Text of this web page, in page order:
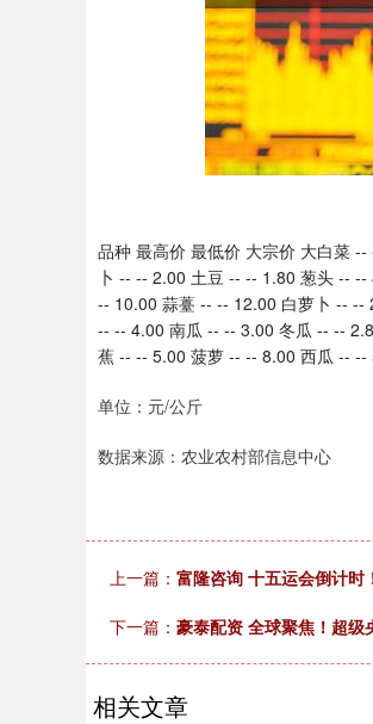
品种 最高价 最低价 大宗价 大白菜
卜 -- -- 2.00 土豆 -- -- 1.80 葱头 --
-- 10.00 蒜薹 -- -- 12.00 白萝卜 --
-- -- 4.00 南瓜 -- -- 3.00 冬瓜 -- --
蕉 -- -- 5.00 菠萝 -- -- 8.00 西瓜 --
单位：元/公斤
数据来源：农业农村部信息中心
上一篇： 富隆咨询 十五运会倒计时
下一篇： 豪泰配资 全球聚焦！超
相关文章
上证指数